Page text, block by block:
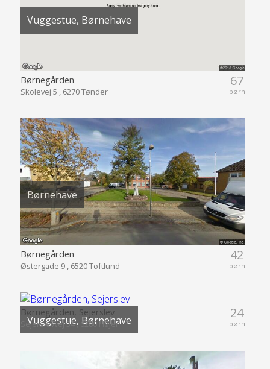
Vuggestue, Børnehave
67
børn
Børnegården
Skolevej 5 , 6270 Tønder
Børnehave
42
børn
Børnegården
Østergade 9 , 6520 Toftlund
Vuggestue, Børnehave 24
børn
Børnegården, Sejerslev
Sejerslevvej 34 , 6280 Højer